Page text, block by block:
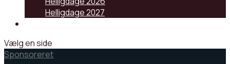
Helligdage 2027
Vælg en side
Sponsoreret